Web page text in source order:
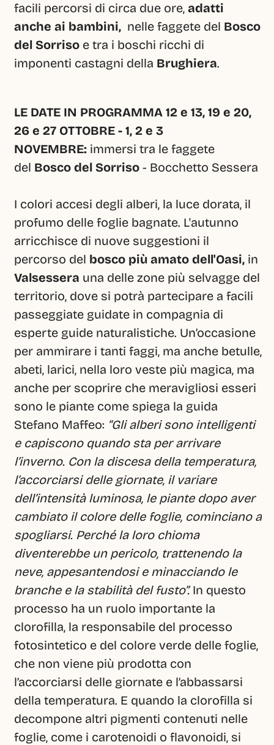
facili percorsi di circa due ore, adatti
anche ai bambini, nelle faggete del Bosco
del Sorriso e tra i boschi ricchi di
imponenti castagni della Brughiera.
LE DATE IN PROGRAMMA 12 e 13, 19 e 20,
26 e 27 OTTOBRE - 1, 2 e 3
NOVEMBRE: immersi tra le faggete
del Bosco del Sorriso - Bocchetto Sessera
I colori accesi degli alberi, la luce dorata, il
profumo delle foglie bagnate. L'autunno
arricchisce di nuove suggestioni il
percorso del bosco più amato dell'Oasi,
Valsessera una delle zone più selvagge del
territorio, dove si potrà partecipare a facili
passeggiate guidate in compagnia di
esperte guide naturalistiche. Un’occasione
per ammirare i tanti faggi, ma anche betulle,
abeti, larici, nella loro veste più magica, ma
anche per scoprire che meravigliosi esseri
sono le piante come spiega la guida
Stefano Maffeo: “Gli alberi sono intelligenti
e capiscono quando sta per arrivare
l’inverno. Con la discesa della temperatura,
l’accorciarsi delle giornate, il variare
dell’intensità luminosa, le piante dopo aver
cambiato il colore delle foglie, cominciano a
spogliarsi. Perché la loro chioma
diventerebbe un pericolo, trattenendo la
neve, appesantendosi e minacciando le
branche e la stabilità del fusto”. In questo
processo ha un ruolo importante la
clorofilla, la responsabile del processo
fotosintetico e del colore verde delle foglie,
che non viene più prodotta con
l’accorciarsi delle giornate e l’abbassarsi
della temperatura. E quando la clorofilla si
decompone altri pigmenti contenuti nelle
foglie, come i carotenoidi o flavonoidi, si